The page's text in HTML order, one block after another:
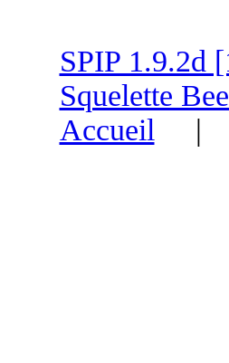
SPIP 1.9.2d
Squelette
Accueil |